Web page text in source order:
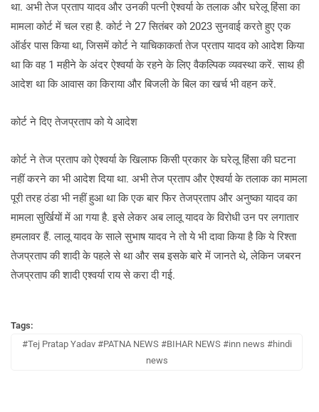
था. अभी तेज प्रताप यादव और उनकी पत्नी ऐश्वर्या के तलाक और घरेलू हिंसा का
मामला कोर्ट में चल रहा है. कोर्ट ने 27 सितंबर को 2023 सुनवाई करते हुए एक
ऑर्डर पास किया था, जिसमें कोर्ट ने याचिकाकर्ता तेज प्रताप यादव को आदेश किया
था कि वह 1 महीने के अंदर ऐश्वर्या के रहने के लिए वैकल्पिक व्यवस्था करें. साथ ही
आदेश था कि आवास का किराया और बिजली के बिल का खर्च भी वहन करें.
कोर्ट ने दिए तेजप्रताप को ये आदेश
कोर्ट ने तेज प्रताप को ऐश्वर्या के खिलाफ किसी प्रकार के घरेलू हिंसा की घटना
नहीं करने का भी आदेश दिया था. अभी तेज प्रताप और ऐश्वर्या के तलाक का मामला
पूरी तरह ठंडा भी नहीं हुआ था कि एक बार फिर तेजप्रताप और अनुष्का यादव का
मामला सुर्खियों में आ गया है. इसे लेकर अब लालू यादव के विरोधी उन पर लगातार
हमलावर हैं. लालू यादव के साले सुभाष यादव ने तो ये भी दावा किया है कि ये रिश्ता
तेजप्रताप की शादी के पहले से था और सब इसके बारे में जानते थे, लेकिन जबरन
तेजप्रताप की शादी एश्वर्या राय से करा दी गई.
Tags:
#Tej Pratap Yadav #PATNA NEWS #BIHAR NEWS #inn news #hindi
news